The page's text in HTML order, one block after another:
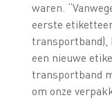
waren.
eerste
transportband),
een nieuwe
transportband
om onze